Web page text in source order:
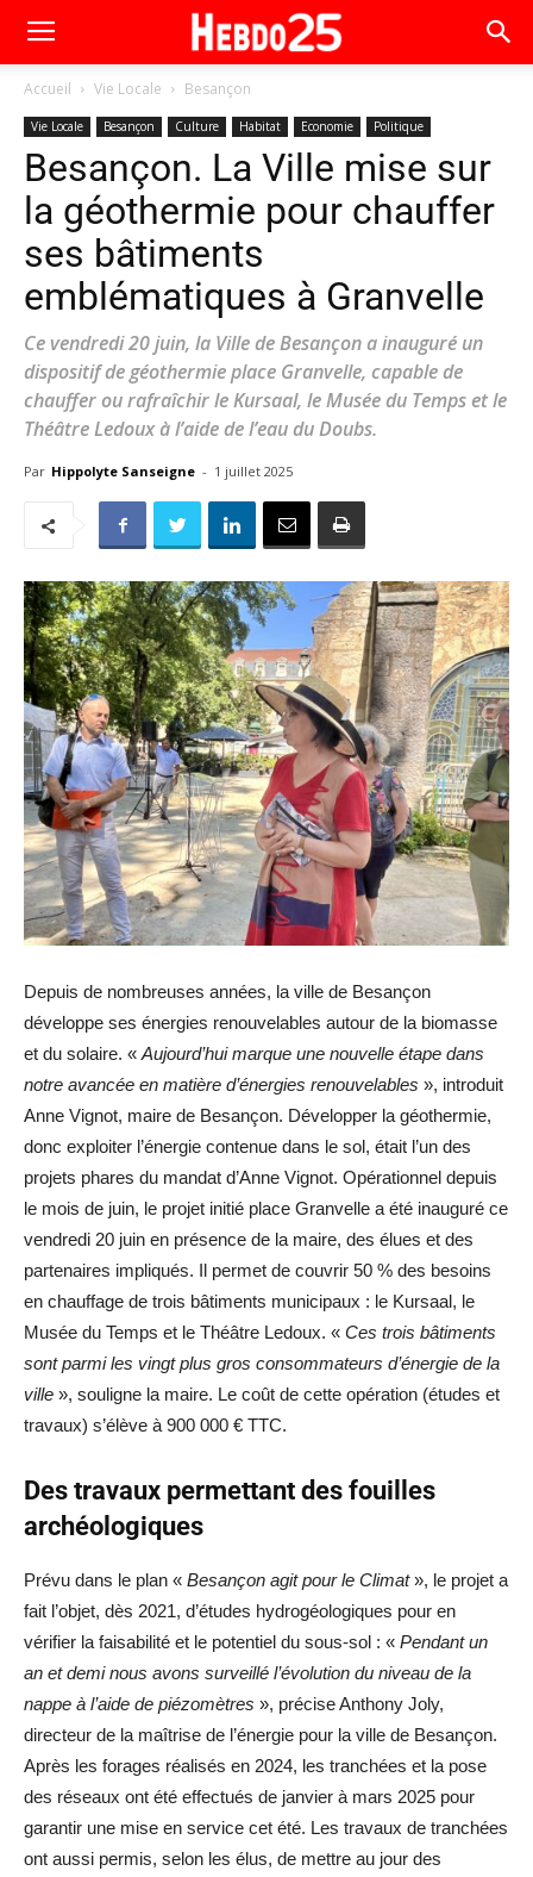
Accueil Vie Locale Besançon
Vie Locale Besançon Culture Habitat Economie Politique
Besançon. La Ville mise sur
la géothermie pour chauffer
ses bâtiments
emblématiques à Granvelle
Ce vendredi 20 juin, la Ville de Besançon a inauguré un
dispositif de géothermie place Granvelle, capable de
chauffer ou rafraîchir le Kursaal, le Musée du Temps et le
Théâtre Ledoux à l’aide de l’eau du Doubs.
Par Hippolyte Sanseigne - 1 juillet 2025
Depuis de nombreuses années, la ville de Besançon
développe ses énergies renouvelables autour de la biomasse
et du solaire. « Aujourd’hui marque une nouvelle étape dans
notre avancée en matière d’énergies renouvelables », introduit
Anne Vignot, maire de Besançon. Développer la géothermie,
donc exploiter l’énergie contenue dans le sol, était l’un des
projets phares du mandat d’Anne Vignot. Opérationnel depuis
le mois de juin, le projet initié place Granvelle a été inauguré ce
vendredi 20 juin en présence de la maire, des élues et des
partenaires impliqués. Il permet de couvrir 50 % des besoins
en chauffage de trois bâtiments municipaux : le Kursaal, le
Musée du Temps et le Théâtre Ledoux. « Ces trois bâtiments
sont parmi les vingt plus gros consommateurs d’énergie de la
ville », souligne la maire. Le coût de cette opération (études et
travaux) s’élève à 900 000 € TTC.
Des travaux permettant des fouilles
archéologiques
Prévu dans le plan « Besançon agit pour le Climat», le projet a
fait l’objet, dès 2021, d’études hydrogéologiques pour en
vérifier la faisabilité et le potentiel du sous-sol : « Pendant un
an et demi nous avons surveillé l’évolution du niveau de la
nappe à l’aide de piézomètres », précise Anthony Joly,
directeur de la maîtrise de l’énergie pour la ville de Besançon.
Après les forages réalisés en 2024, les tranchées et la pose
des réseaux ont été effectués de janvier à mars 2025 pour
garantir une mise en service cet été. Les travaux de tranchées
ont aussi permis, selon les élus, de mettre au jour des